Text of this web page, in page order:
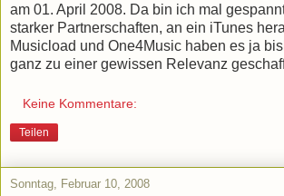
am 01. April 2008. Da bin ich mal
starker Partnerschaften, an ein iTunes
Musicload und One4Music haben es ja
ganz zu einer gewissen Relevanz
Keine Kommentare:
Teilen
Sonntag, Februar 10, 2008